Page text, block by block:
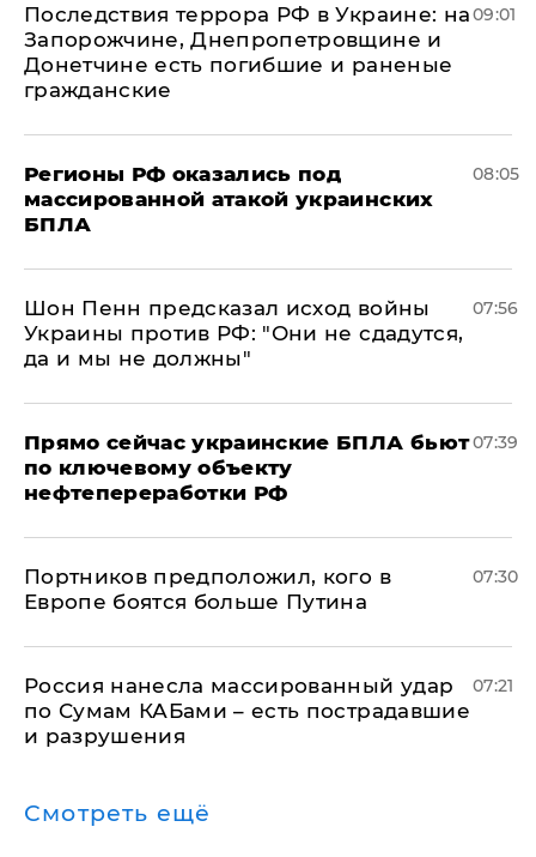
Последствия террора РФ в Украине: на
Запорожчине, Днепропетровщине и
Донетчине есть погибшие и раненые
гражданские
09:01
Регионы РФ оказались под
массированной атакой украинских
БПЛА
08:05
Шон Пенн предсказал исход войны
Украины против РФ: "Они не сдадутся,
да и мы не должны"
07:56
Прямо сейчас украинские БПЛА бьют
по ключевому объекту
нефтепереработки РФ
07:39
Портников предположил, кого в
Европе боятся больше Путина
07:30
Россия нанесла массированный удар
по Сумам КАБами – есть пострадавшие
и разрушения
07:21
Смотреть ещё